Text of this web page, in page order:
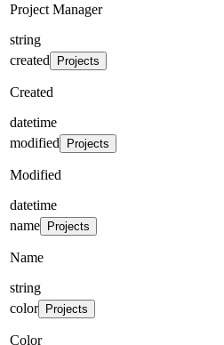
Project Manager
string
created
Projects
Created
datetime
modified
Projects
Modified
datetime
name
Projects
Name
string
color
Projects
Color